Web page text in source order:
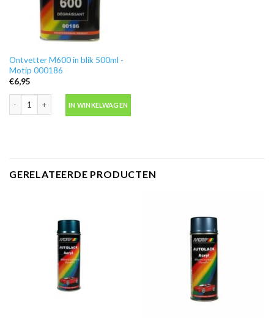
Ontvetter M600 in blik 500ml -
Motip 000186
€6,95
Ontvetter M600 in blik 500ml -Motip 000186 aantal
IN WINKELWAGEN
GERELATEERDE PRODUCTEN